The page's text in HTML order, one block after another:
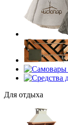
Для отдыха